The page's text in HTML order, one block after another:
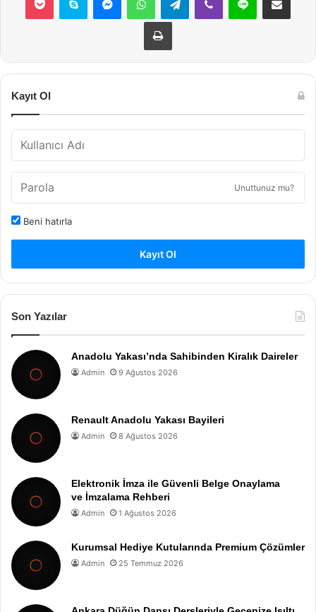
Yazdır
Kayıt Ol
Unuttunuz mu?
Beni hatırla
Kayıt Ol
Son Yazılar
Anadolu Yakası’nda Sahibinden Kiralık Daireler
Admin 9 Ağustos 2026
Renault Anadolu Yakası Bayileri
Admin 8 Ağustos 2026
Elektronik İmza ile Güvenli Belge Onaylama
ve İmzalama Rehberi
Admin 1 Ağustos 2026
Kurumsal Hediye Kutularında Premium Çözümler
Admin 25 Temmuz 2026